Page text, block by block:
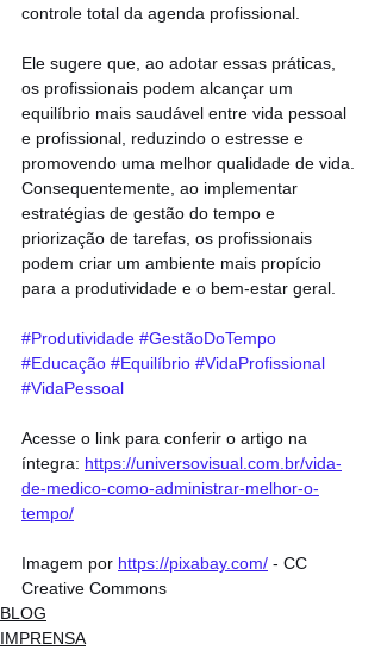
controle total da agenda profissional.
Ele sugere que, ao adotar essas práticas,
os profissionais podem alcançar um
equilíbrio mais saudável entre vida pessoal
e profissional, reduzindo o estresse e
promovendo uma melhor qualidade de vida.
Consequentemente, ao implementar
estratégias de gestão do tempo e
priorização de tarefas, os profissionais
podem criar um ambiente mais propício
para a produtividade e o bem-estar geral.
#Produtividade #GestãoDoTempo
#Educação #Equilíbrio #VidaProfissional
#VidaPessoal
Acesse o link para conferir o artigo na
íntegra: https://universovisual.com.br/vida-
de-medico-como-administrar-melhor-o-
tempo/
Imagem por https://pixabay.com/ - CC
Creative Commons
BLOG
IMPRENSA